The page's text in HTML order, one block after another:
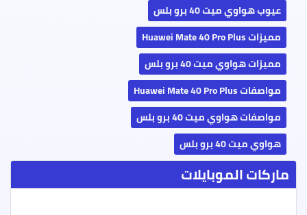
عيوب هواوي ميت 40 برو بلس
مميزات Huawei Mate 40 Pro Plus
مميزات هواوي ميت 40 برو بلس
مواصفات Huawei Mate 40 Pro Plus
مواصفات هواوي ميت 40 برو بلس
هواوي ميت 40 برو بلس
ماركات الموبايلات